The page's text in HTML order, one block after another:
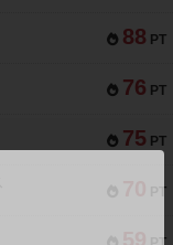
88 PT
76 PT
75 PT
PT